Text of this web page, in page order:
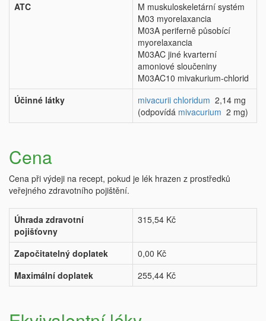
ATC
M muskuloskeletární systém
M03 myorelaxancia
M03A periferně působící
myorelaxancia
M03AC jiné kvarterní
amoniové sloučeniny
M03AC10 mivakurium-chlorid
Účinné látky
mivacurii chloridum 2,14 mg
(odpovídá mivacurium 2 mg)
Cena
Cena při výdeji na recept, pokud je lék hrazen z prostředků
veřejného zdravotního pojištění.
Úhrada zdravotní
pojišťovny
315,54 Kč
Započitatelný doplatek
0,00 Kč
Maximální doplatek
255,44 Kč